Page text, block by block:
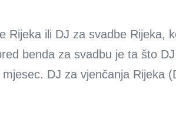
Rijeka ili DJ za svadbe Rijeka,
benda za svadbu je ta što
mjesec. DJ za vjenčanja Rijeka